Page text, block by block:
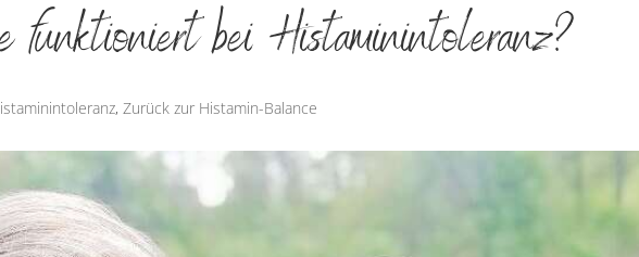
funktioniert bei Histaminintoleranz?
,Zurück zur Histamin-Balance